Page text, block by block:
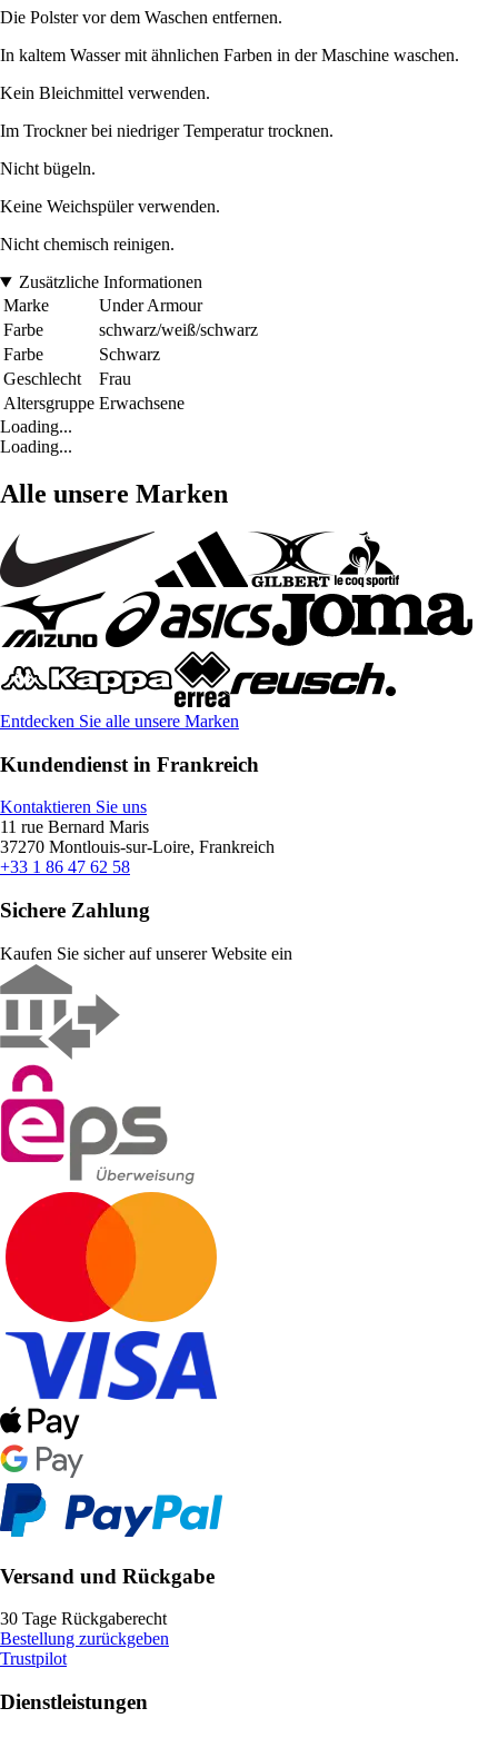
Die Polster vor dem Waschen entfernen.
In kaltem Wasser mit ähnlichen Farben in der Maschine waschen.
Kein Bleichmittel verwenden.
Im Trockner bei niedriger Temperatur trocknen.
Nicht bügeln.
Keine Weichspüler verwenden.
Nicht chemisch reinigen.
Zusätzliche Informationen
Marke
Under Armour
Farbe
schwarz/weiß/schwarz
Farbe
Schwarz
Geschlecht
Frau
Altersgruppe Erwachsene
Loading...
Loading...
Alle unsere Marken
Entdecken Sie alle unsere Marken
Kundendienst in Frankreich
Kontaktieren Sie uns
11 rue Bernard Maris
37270 Montlouis-sur-Loire, Frankreich
+33 1 86 47 62 58
Sichere Zahlung
Kaufen Sie sicher auf unserer Website ein
Versand und Rückgabe
30 Tage Rückgaberecht
Bestellung zurückgeben
Trustpilot
Dienstleistungen